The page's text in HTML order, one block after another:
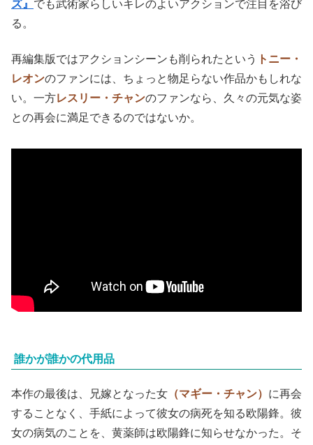
ズ』 でも武術家らしいキレのよいアクションで注目を浴び
る。
再編集版ではアクションシーンも削られたという
トニー・
レオンのファンには、ちょっと物足らない作品かもしれな
い。一方レスリー・チャンのファンなら、久々の元気な姿
との再会に満足できるのではないか。
誰かが誰かの代用品
本作の最後は、兄嫁となった女 （マギー・チャン） に再会
することなく、手紙によって彼女の病死を知る欧陽鋒。彼
女の病気のことを、黄薬師は欧陽鋒に知らせなかった。そ